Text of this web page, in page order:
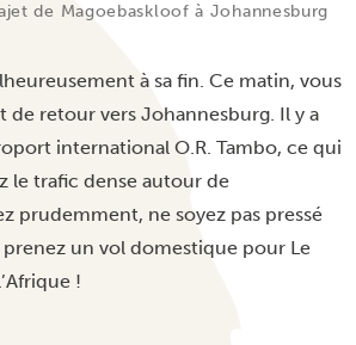
de Magoebaskloof à Johannesburg
à sa fin. Ce matin, vous
retour vers Johannesburg. Il y a
international O.R. Tambo, ce qui
le trafic dense autour de
prudemment, ne soyez pas pressé
un vol domestique pour Le
!